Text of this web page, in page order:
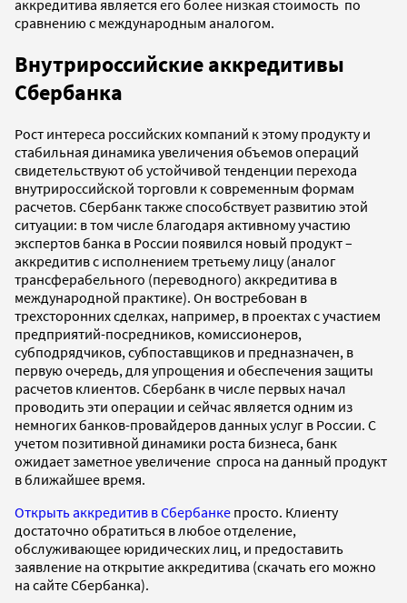
аккредитива является его более низкая стоимость по
сравнению с международным аналогом.
Внутрироссийские аккредитивы
Сбербанка
Рост интереса российских компаний к этому продукту и
стабильная динамика увеличения объемов операций
свидетельствуют об устойчивой тенденции перехода
внутрироссийской торговли к современным формам
расчетов. Сбербанк также способствует развитию этой
ситуации: в том числе благодаря активному участию
экспертов банка в России появился новый продукт –
аккредитив с исполнением третьему лицу (аналог
трансферабельного (переводного) аккредитива в
международной практике). Он востребован в
трехсторонних сделках, например, в проектах с участием
предприятий-посредников, комиссионеров,
субподрядчиков, субпоставщиков и предназначен, в
первую очередь, для упрощения и обеспечения защиты
расчетов клиентов. Сбербанк в числе первых начал
проводить эти операции и сейчас является одним из
немногих банков-провайдеров данных услуг в России. С
учетом позитивной динамики роста бизнеса, банк
ожидает заметное увеличение спроса на данный продукт
в ближайшее время.
Открыть аккредитив в Сбербанке просто. Клиенту
достаточно обратиться в любое отделение,
обслуживающее юридических лиц, и предоставить
заявление на открытие аккредитива (скачать его можно
на сайте Сбербанка).